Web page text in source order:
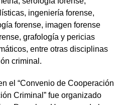
ingeniería forense,
forense, imagen forense
grafología y pericias
entre otras disciplinas
criminal.
el “Convenio de Cooperación
Criminal” fue organizado